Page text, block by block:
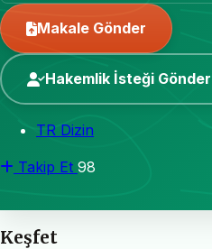
Makale Gönder
Hakemlik İsteği Gönder
TR Dizin
Takip Et 98
Keşfet